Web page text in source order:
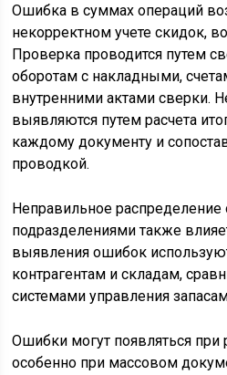
Ошибка в суммах операций
некорректном учете скидок,
Проверка проводится путем
оборотам с накладными,
внутренними актами сверки.
выявляются путем расчета
каждому документу и
проводкой.
Неправильное
подразделениями также
выявления ошибок
контрагентам и складам,
системами управления
Ошибки могут появляться
особенно при массовом